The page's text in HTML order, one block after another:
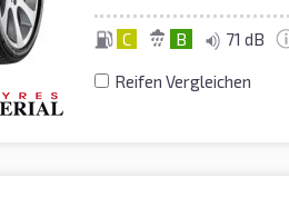
C B 71 dB
Reifen Vergleichen